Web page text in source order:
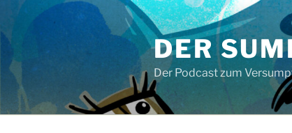
Zum
springen
DER
Der Podcast zum